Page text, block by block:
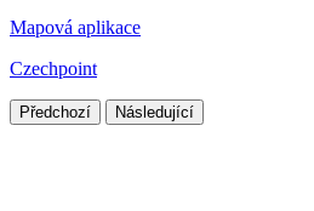
Mapová aplikace
Czechpoint
Předchozí Následující